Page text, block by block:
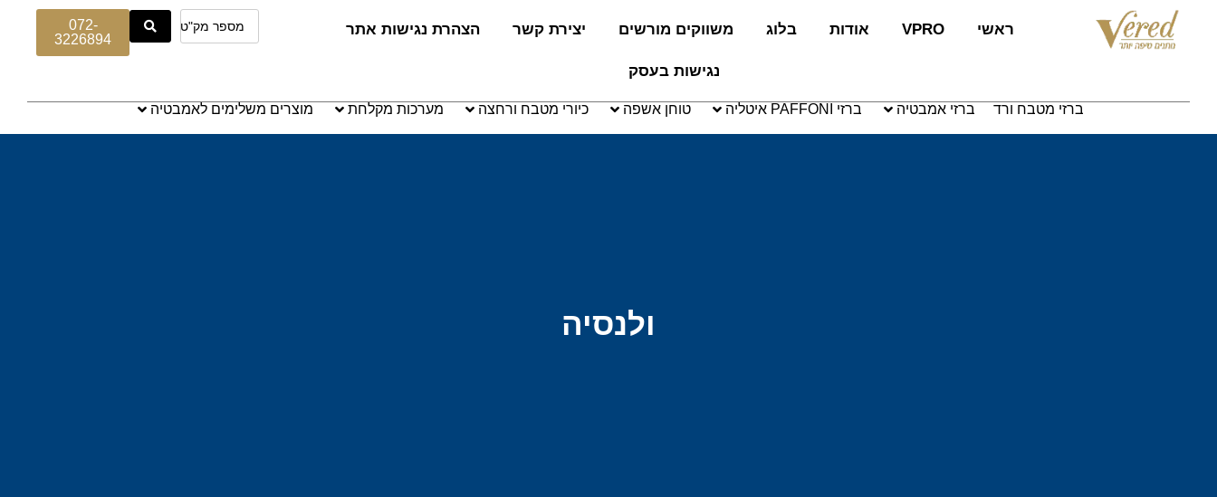
ראשי VPRO אודות בלוג משווקים מורשים יצירת קשר הצהרת נגישות אתר
נגישות בעסק
072-
3226894
ברזי מטבח ורד ברזי אמבטיה ברזי PAFFONI איטליה טוחן אשפה כיורי מטבח ורחצה מערכות מקלחת מוצרים משלימים לאמבטיה
ולנסיה